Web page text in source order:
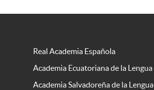
Real Academia Española
Academia Ecuatoriana de la Lengua
Academia Salvadoreña de la Lengua